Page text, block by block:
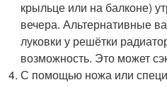
крыльце или на балконе)
вечера. Альтернативные
луковки у решётки
возможность. Это может
С помощью ножа или